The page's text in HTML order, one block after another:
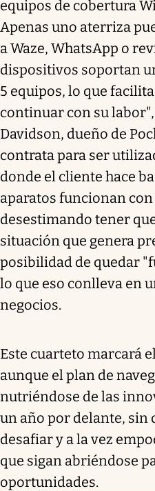
equipos de cobertura
Apenas uno aterriza
a Waze, WhatsApp o
dispositivos soportan
5 equipos, lo que
continuar con su
Davidson, dueño de
contrata para ser
donde el cliente hace
aparatos funcionan
desestimando tener
situación que genera
posibilidad de quedar
lo que eso conlleva en
negocios.
Este cuarteto marcará
aunque el plan de
nutriéndose de las
un año por delante, sin
desafiar y a la vez
que sigan abriéndose
oportunidades.